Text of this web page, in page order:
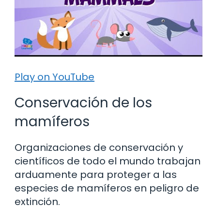
Play on YouTube
Conservación de los
mamíferos
Organizaciones de conservación y
científicos de todo el mundo trabajan
arduamente para proteger a las
especies de mamíferos en peligro de
extinción.